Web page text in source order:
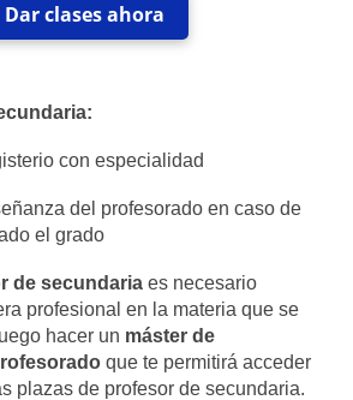
Dar clases ahora
con especialidad
del profesorado en caso de
el grado
de secundaria es necesario
profesional en la materia que se
hacer un máster de
que te permitirá acceder
plazas de profesor de secundaria.